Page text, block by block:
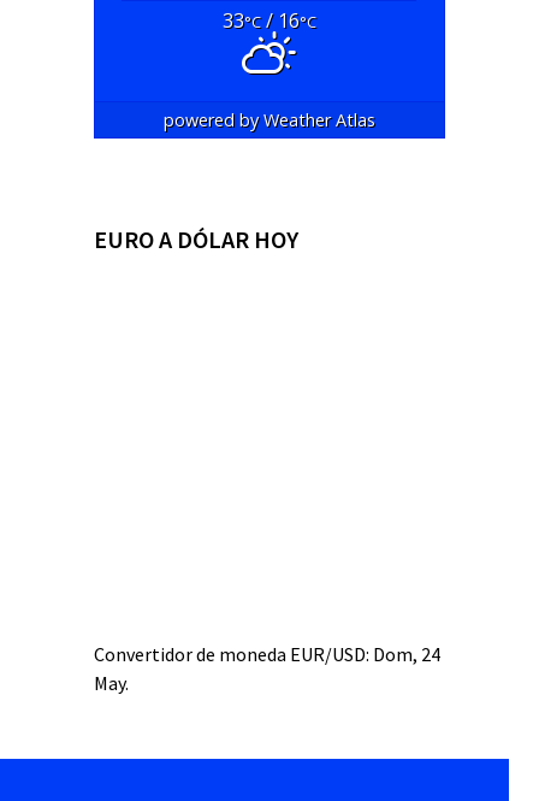
33°C/ 16°C
powered byWeather Atlas
EURO A DÓLAR HOY
Convertidor de moneda EUR/USD: Dom, 24
May.